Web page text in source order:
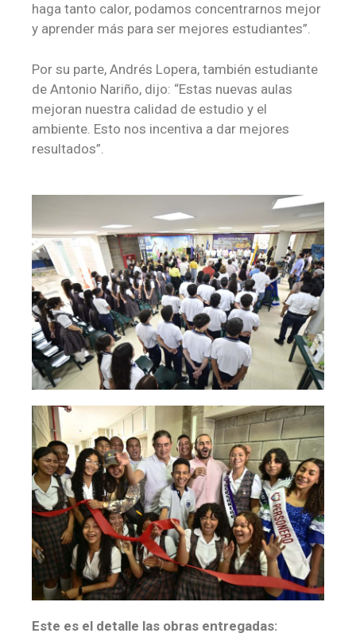
haga tanto calor, podamos concentrarnos mejor
y aprender más para ser mejores estudiantes”.
Por su parte, Andrés Lopera, también estudiante
de Antonio Nariño, dijo: “Estas nuevas aulas
mejoran nuestra calidad de estudio y el
ambiente. Esto nos incentiva a dar mejores
resultados”.
Este es el detalle las obras entregadas: